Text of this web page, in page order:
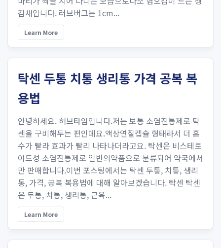
김새입니다. 러브버그는 1cm...
Learn More
탁센 두통 치통 생리통 가격 공복 복
용법
안녕하세요. 허브타임입니다.저는 보통 소염진통제로 탁
센을 구비해두는 편인데요.액상연질캡슐 형태라서 더 흡
수가 빨라 효과가 빨리 나타나더라고요. 탁센은 비스테로
이드성 소염진통제로 일반의약품으로 분류되어 약국에서
만 판매합니다.이번 포스팅에서는 탁센 두통, 치통, 생리
통, 가격, 공복 복용법에 대해 알아보겠습니다. 탁센 탁센
은 두통, 치통, 생리통, 근육...
Learn More